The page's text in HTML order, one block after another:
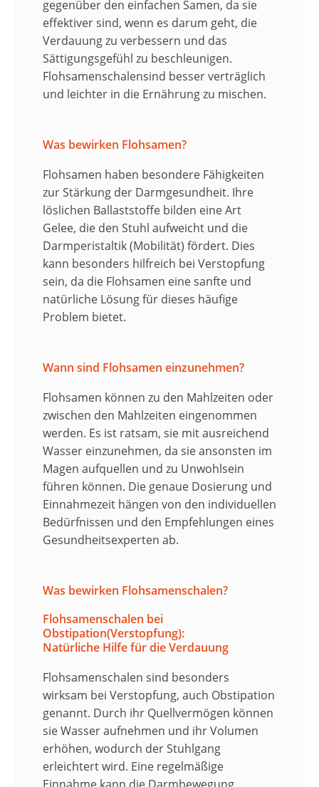
gegenüber den einfachen Samen, da sie
effektiver sind, wenn es darum geht, die
Verdauung zu verbessern und das
Sättigungsgefühl zu beschleunigen.
Flohsamenschalensind besser verträglich
und leichter in die Ernährung zu mischen.
Was bewirken Flohsamen?
Flohsamen haben besondere Fähigkeiten
zur Stärkung der Darmgesundheit. Ihre
löslichen Ballaststoffe bilden eine Art
Gelee, die den Stuhl aufweicht und die
Darmperistaltik (Mobilität) fördert. Dies
kann besonders hilfreich bei Verstopfung
sein, da die Flohsamen eine sanfte und
natürliche Lösung für dieses häufige
Problem bietet.
Wann sind Flohsamen einzunehmen?
Flohsamen können zu den Mahlzeiten oder
zwischen den Mahlzeiten eingenommen
werden. Es ist ratsam, sie mit ausreichend
Wasser einzunehmen, da sie ansonsten im
Magen aufquellen und zu Unwohlsein
führen können. Die genaue Dosierung und
Einnahmezeit hängen von den individuellen
Bedürfnissen und den Empfehlungen eines
Gesundheitsexperten ab.
Was bewirken Flohsamenschalen?
Flohsamenschalen bei
Obstipation(Verstopfung):
Natürliche Hilfe für die Verdauung
Flohsamenschalen sind besonders
wirksam bei Verstopfung, auch Obstipation
genannt. Durch ihr Quellvermögen können
sie Wasser aufnehmen und ihr Volumen
erhöhen, wodurch der Stuhlgang
erleichtert wird. Eine regelmäßige